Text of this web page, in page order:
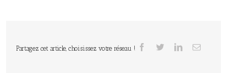
Partagez cet article, choisissez votre réseau !